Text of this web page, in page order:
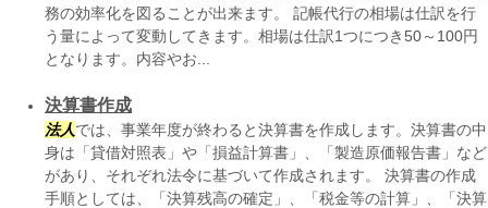
務の効率化を図ることが出来ます。 記帳代行の相場は仕訳を行
う量によって変動してきます。相場は仕訳1つにつき50～100円
となります。内容やお...
決算書作成
法人では、事業年度が終わると決算書を作成します。決算書の中
身は「貸借対照表」や「損益計算書」、「製造原価報告書」など
があり、それぞれ法令に基づいて作成されます。 決算書の作成
手順としては、「決算残高の確定」、「税金等の計算」、「決算